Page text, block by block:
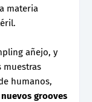
materia
añejo, y
muestras
humanos,
grooves